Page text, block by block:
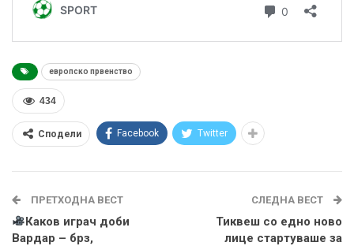
европско првенство
434
Сподели Facebook Twitter
ПРЕТХОДНА ВЕСТ
Каков играч доби
Вардар – брз,
СЛЕДНА ВЕСТ
Тиквеш со едно ново
лице стартуваше за